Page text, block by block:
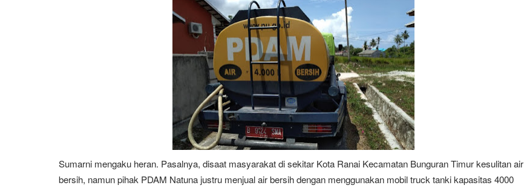
Sumarni mengaku heran. Pasalnya, disaat masyarakat di sekitar Kota Ranai Kecamatan Bunguran Timur kesulitan air
bersih, namun pihak PDAM Natuna justru menjual air bersih dengan menggunakan mobil truck tanki kapasitas 4000